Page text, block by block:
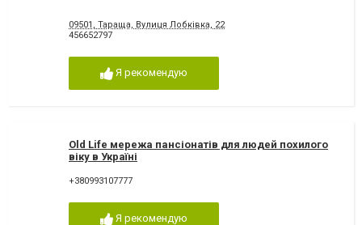
09501, Тараща, Вулиця Лобківка, 22
456652797
Я рекомендую
Old Life мережа пансіонатів для людей похилого
віку в Україні
+380993107777
Я рекомендую